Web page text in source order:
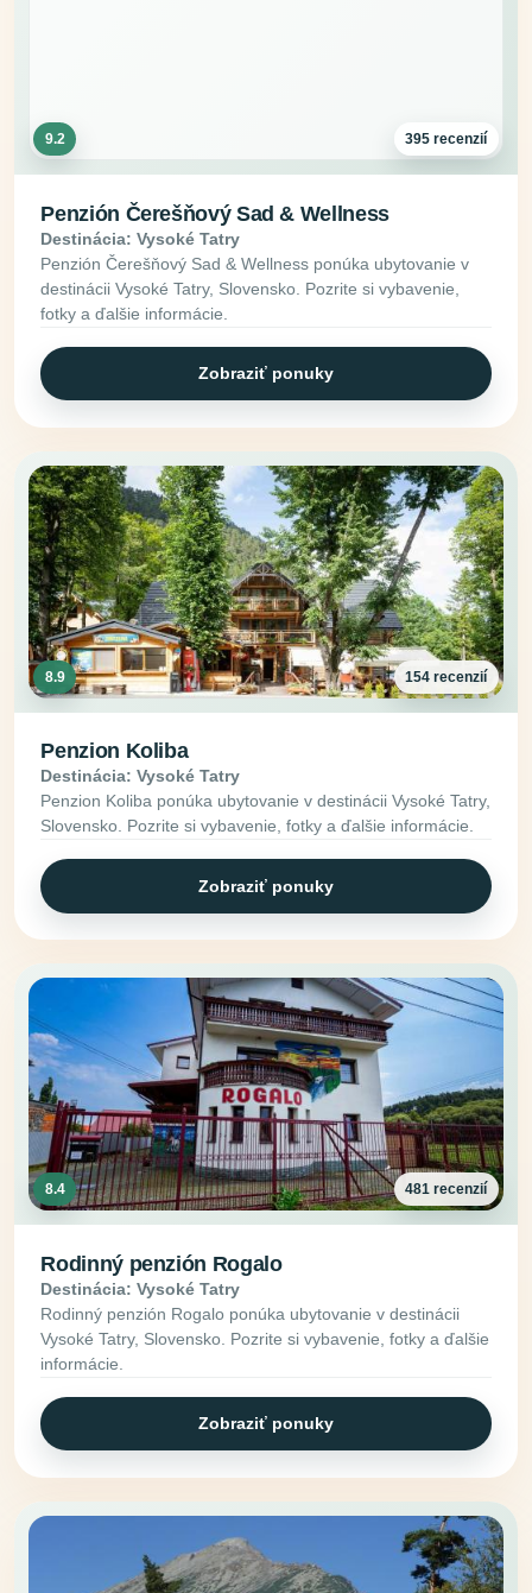
9.2 395 recenzií
Penzión Čerešňový Sad & Wellness
Destinácia: Vysoké Tatry
Penzión Čerešňový Sad & Wellness ponúka ubytovanie v
destinácii Vysoké Tatry, Slovensko. Pozrite si vybavenie,
fotky a ďalšie informácie.
Zobraziť ponuky
8.9 154 recenzií
Penzion Koliba
Destinácia: Vysoké Tatry
Penzion Koliba ponúka ubytovanie v destinácii Vysoké Tatry,
Slovensko. Pozrite si vybavenie, fotky a ďalšie informácie.
Zobraziť ponuky
8.4 481 recenzií
Rodinný penzión Rogalo
Destinácia: Vysoké Tatry
Rodinný penzión Rogalo ponúka ubytovanie v destinácii
Vysoké Tatry, Slovensko. Pozrite si vybavenie, fotky a ďalšie
informácie.
Zobraziť ponuky